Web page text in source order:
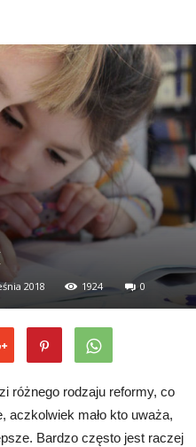
2018 1924 0
różnego rodzaju reformy, co
aczkolwiek mało kto uważa,
Bardzo często jest raczej